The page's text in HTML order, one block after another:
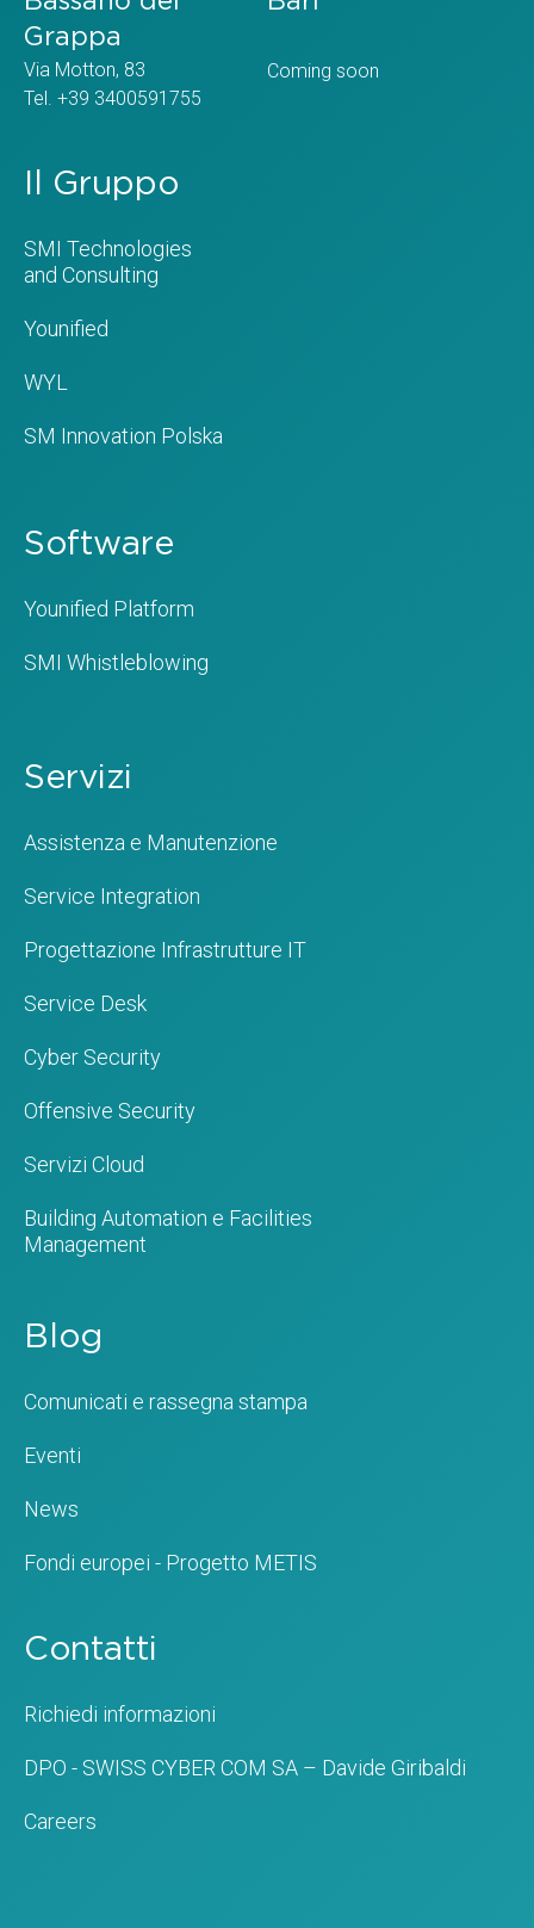
Grappa
Via Motton, 83
Tel. +39 3400591755
Coming soon
Il Gruppo
SMI Technologies
and Consulting
Younified
WYL
SM Innovation Polska
Software
Younified Platform
SMI Whistleblowing
Servizi
Assistenza e Manutenzione
Service Integration
Progettazione Infrastrutture IT
Service Desk
Cyber Security
Offensive Security
Servizi Cloud
Building Automation e Facilities
Management
Blog
Comunicati e rassegna stampa
Eventi
News
Fondi europei - Progetto METIS
Contatti
Richiedi informazioni
DPO - SWISS CYBER COM SA – Davide Giribaldi
Careers